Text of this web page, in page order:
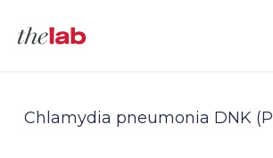
Chlamydia pneumonia DNK